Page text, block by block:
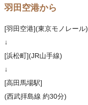
羽田空港から
[羽田空港](東京モノレール)
↓
[浜松町](JR山手線)
↓
[高田馬場駅]
(西武拝島線 約30分)